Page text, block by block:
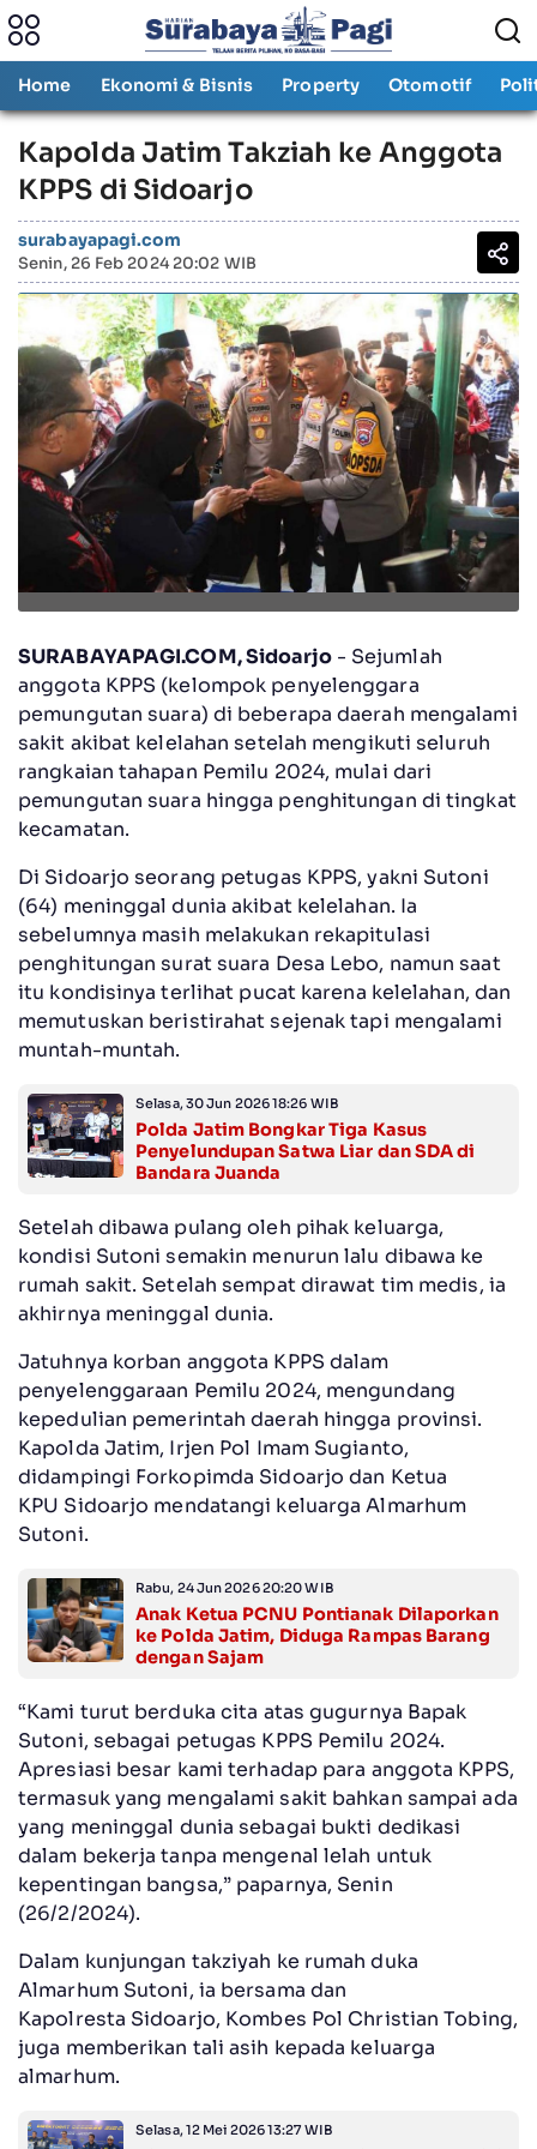
Home Ekonomi & Bisnis Property Otomotif
Kapolda Jatim Takziah ke Anggota
KPPS di Sidoarjo
surabayapagi.com
Senin, 26 Feb 2024 20:02 WIB
SURABAYAPAGI.COM, Sidoarjo- Sejumlah
anggota KPPS (kelompok penyelenggara
pemungutan suara) di beberapa daerah mengalami
sakit akibat kelelahan setelah mengikuti seluruh
rangkaian tahapan Pemilu 2024, mulai dari
pemungutan suara hingga penghitungan di tingkat
kecamatan.
Di Sidoarjo seorang petugas KPPS, yakni Sutoni
(64) meninggal dunia akibat kelelahan. Ia
sebelumnya masih melakukan rekapitulasi
penghitungan surat suara Desa Lebo, namun saat
itu kondisinya terlihat pucat karena kelelahan, dan
memutuskan beristirahat sejenak tapi mengalami
muntah-muntah.
Selasa, 30 Jun 2026 18:26 WIB
Polda Jatim Bongkar Tiga Kasus
Penyelundupan Satwa Liar dan SDA di
Bandara Juanda
Setelah dibawa pulang oleh pihak keluarga,
kondisi Sutoni semakin menurun lalu dibawa ke
rumah sakit. Setelah sempat dirawat tim medis, ia
akhirnya meninggal dunia.
Jatuhnya korban anggota KPPS dalam
penyelenggaraan Pemilu 2024, mengundang
kepedulian pemerintah daerah hingga provinsi.
Kapolda Jatim, Irjen Pol Imam Sugianto,
didampingi Forkopimda Sidoarjo dan Ketua
KPU Sidoarjo mendatangi keluarga Almarhum
Sutoni.
Rabu, 24 Jun 2026 20:20 WIB
Anak Ketua PCNU Pontianak Dilaporkan
ke Polda Jatim, Diduga Rampas Barang
dengan Sajam
“Kami turut berduka cita atas gugurnya Bapak
Sutoni, sebagai petugas KPPS Pemilu 2024.
Apresiasi besar kami terhadap para anggota KPPS,
termasuk yang mengalami sakit bahkan sampai ada
yang meninggal dunia sebagai bukti dedikasi
dalam bekerja tanpa mengenal lelah untuk
kepentingan bangsa,” paparnya, Senin
(26/2/2024).
Dalam kunjungan takziyah ke rumah duka
Almarhum Sutoni, ia bersama dan
Kapolresta Sidoarjo, Kombes Pol Christian Tobing,
juga memberikan tali asih kepada keluarga
almarhum.
Selasa, 12 Mei 2026 13:27 WIB